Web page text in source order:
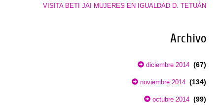
VISITA BETI JAI MUJERES EN IGUALDAD D. TETUÁN
Archivo
diciembre 2014 (67)
noviembre 2014 (134)
octubre 2014 (99)